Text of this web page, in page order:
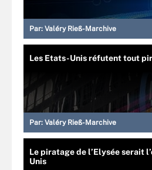
Par: Valéry Rieß-Marchive
Les Etats-Unis réfutent tout
Par: Valéry Rieß-Marchive
Le piratage de l’Elysée serait
Unis